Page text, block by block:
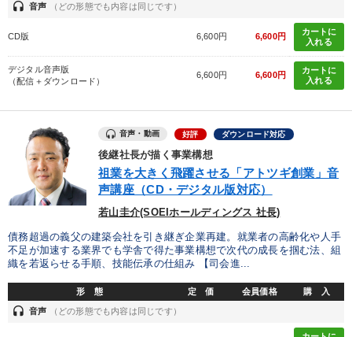
headset 音声 （どの形態でも内容は同じです）
CD版 6,600円 6,600円
カートに
入れる
デジタル音声版
（配信＋ダウンロード）
6,600円 6,600円
カートに
入れる
音声・動画 好評 ダウンロード対応
後継社長が描く事業構想
祖業を大きく飛躍させる「アトツギ創業」音
声講座（CD・デジタル版対応）
若山圭介(SOEIホールディングス 社長)
債務超過の義父の建築会社を引き継ぎ企業再建。就業者の高齢化や人手
不足が加速する業界でも学舎で得た事業構想で次代の成長を掴む法、組
織を若返らせる手順、技能伝承の仕組み 【司会進...
形 態 定 価 会員価格 購 入
headset 音声 （どの形態でも内容は同じです）